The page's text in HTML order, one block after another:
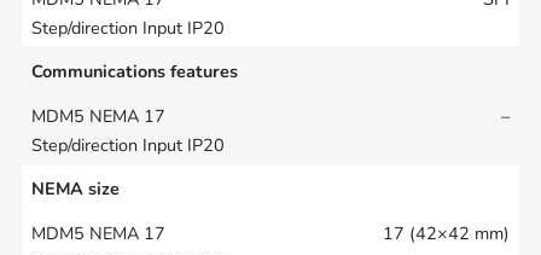
Communications features
–
NEMA size
17 (42×42 mm)